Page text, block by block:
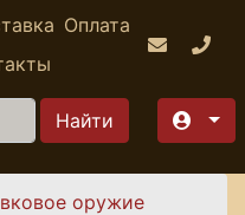
Оплата
оружие